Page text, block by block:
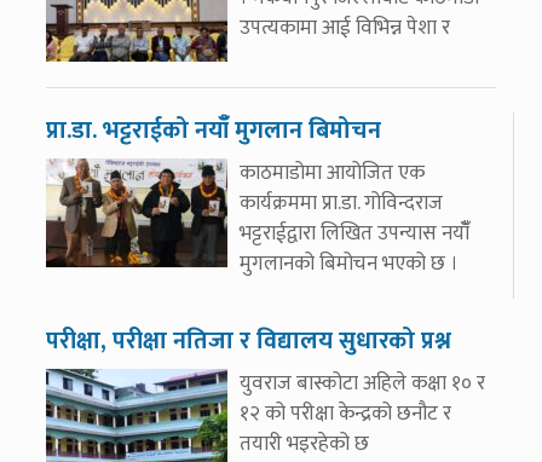
उपत्यकामा आई विभिन्न पेशा र
प्रा.डा. भट्टराईको नयाँँ मुगलान बिमोचन
काठमाडोमा आयोजित एक
कार्यक्रममा प्रा.डा. गोविन्दराज
भट्टराईद्वारा लिखित उपन्यास नयाँँ
मुगलानको बिमोचन भएको छ ।
परीक्षा, परीक्षा नतिजा र विद्यालय सुधारको प्रश्न
युवराज बास्कोटा अहिले कक्षा १० र
१२ को परीक्षा केन्द्रको छनौट र
तयारी भइरहेको छ